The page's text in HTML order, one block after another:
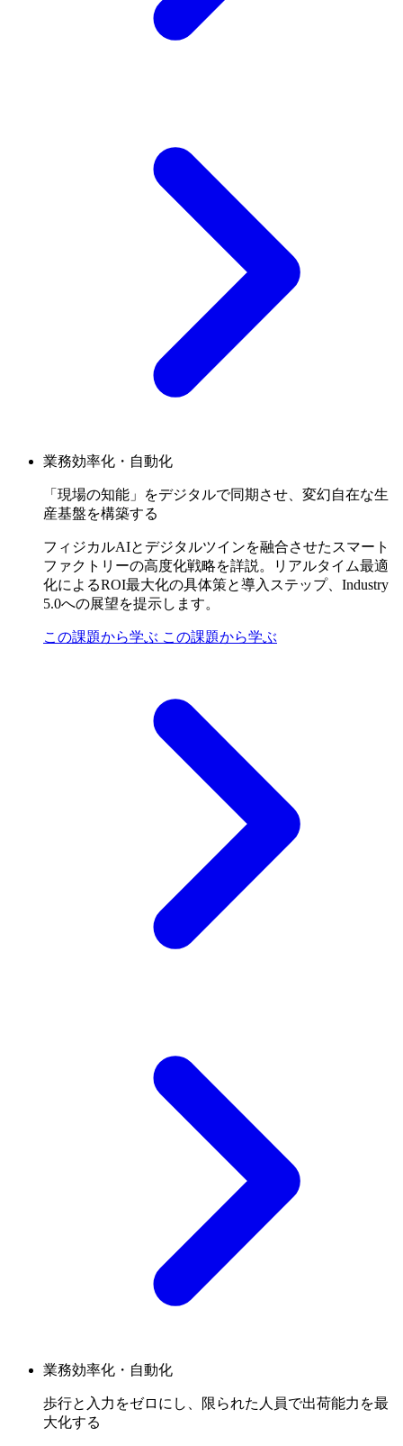
業務効率化・自動化
「現場の知能」をデジタルで同期させ、変幻自在な生
産基盤を構築する
フィジカルAIとデジタルツインを融合させたスマート
ファクトリーの高度化戦略を詳説。リアルタイム最適
化によるROI最大化の具体策と導入ステップ、Industry
5.0への展望を提示します。
この課題から学ぶ この課題から学ぶ
業務効率化・自動化
歩行と入力をゼロにし、限られた人員で出荷能力を最
大化する